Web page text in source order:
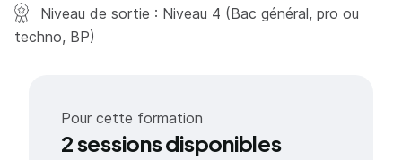
Niveau de sortie : Niveau 4 (Bac général, pro ou
techno, BP)
Pour cette formation
2 sessions disponibles